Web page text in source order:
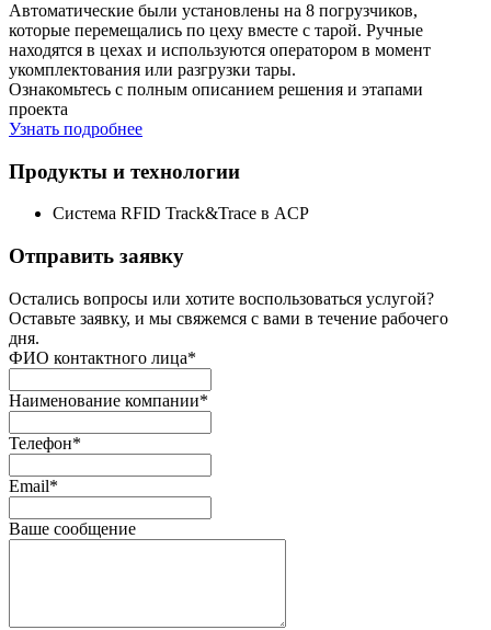
Автоматические были установлены на 8 погрузчиков,
которые перемещались по цеху вместе с тарой. Ручные
находятся в цехах и используются оператором в момент
укомплектования или разгрузки тары.
Ознакомьтесь с полным описанием решения и этапами
проекта
Узнать подробнее
Продукты и технологии
Система RFID Track&Trace в ACP
Отправить заявку
Остались вопросы или хотите воспользоваться услугой?
Оставьте заявку, и мы свяжемся с вами в течение рабочего
дня.
ФИО контактного лица*
Наименование компании*
Телефон*
Email*
Ваше сообщение